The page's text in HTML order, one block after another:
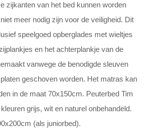
zijkanten van het bed kunnen worden
meer nodig zijn voor de veiligheid. Dit
speelgoed opberglades met wieltjes
en het achterplankje van de
vanwege de benodigde sleuven
geschoven worden. Het matras kan
in de maat 70x150cm. Peuterbed Tim
grijs, wit en naturel onbehandeld.
(als juniorbed).